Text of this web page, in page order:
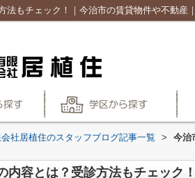
もチェック！｜今治市の賃貸物件や不動産
社居植住のスタッフブログ記事一覧 >
今治
容とは？受診方法もチェック！